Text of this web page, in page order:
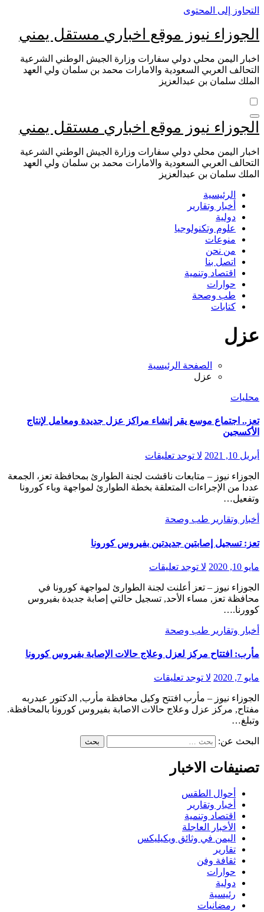
التجاوز إلى المحتوى
الجوزاء نيوز موقع اخباري مستقل يمني
اخبار اليمن محلي دولي سفارات وزارة الجيش الوطني الشرعية
التحالف العربي السعودية والامارات محمد بن سلمان ولي العهد
الملك سلمان بن عبدالعزيز
الجوزاء نيوز موقع اخباري مستقل يمني
اخبار اليمن محلي دولي سفارات وزارة الجيش الوطني الشرعية
التحالف العربي السعودية والامارات محمد بن سلمان ولي العهد
الملك سلمان بن عبدالعزيز
الرئيسية
أخبار وتقارير
دولية
علوم وتكنولوجيا
منوعات
من نحن
اتصل بنا
اقتصاد وتنمية
حوارات
طب وصحة
كتابات
عزل
الصفحة الرئيسية
عزل
محليات
تعز.. اجتماع موسع يقر إنشاء مراكز عزل جديدة ومعامل لإنتاج
الأكسجين
أبريل 10, 2021 لا توجد تعليقات
عددا من الإجراءات المتعلقة بخطة الطوارئ لمواجهة وباء كورونا
وتفعيل…
أخبار وتقارير طب وصحة
تعز: تسجيل إصابتين جديدتين بفيروس كورونا
مايو 10, 2020 لا توجد تعليقات
محافظة تعز, مساء الأحد, تسجيل حالتي إصابة جديدة بفيروس
كوورنا.…
أخبار وتقارير طب وصحة
مأرب: افتتاح مركز لعزل وعلاج حالات الإصابة بفيروس كورونا
مايو 7, 2020 لا توجد تعليقات
مفتاح, مركز عزل وعلاج حالات الاصابة بفيروس كورونا بالمحافظة.
وتبلغ…
البحث عن:
تصنيفات الاخبار
أحوال الطقس
أخبار وتقارير
اقتصاد وتنمية
الأخبار العاجلة
اليمن في وثائق ويكيليكس
تقارير
ثقافة وفن
حوارات
دولية
رئيسية
رمضانيات